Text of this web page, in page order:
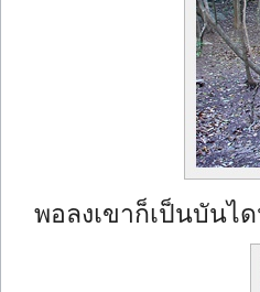
พอลงเขาก็เป็นบันไ